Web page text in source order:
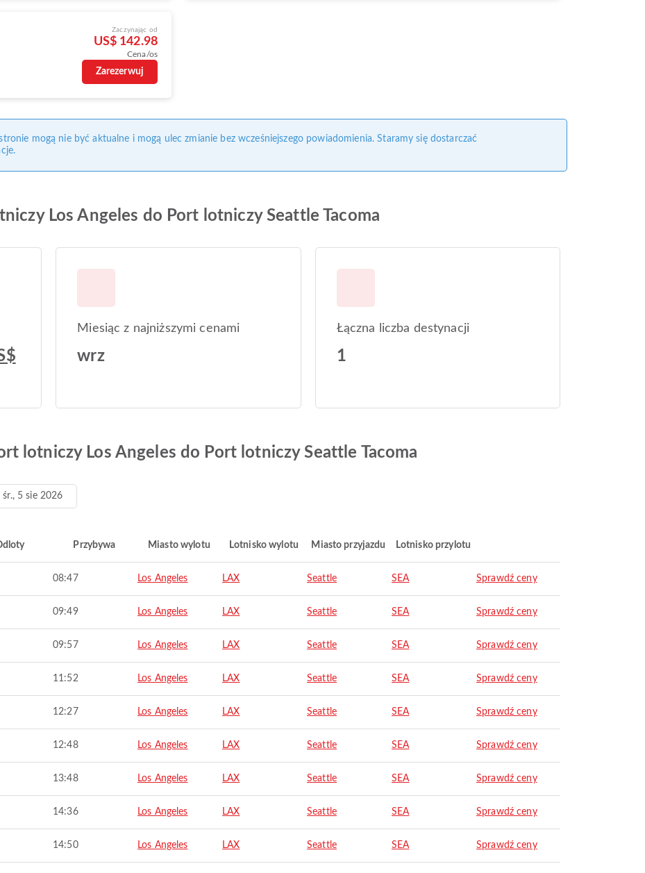
Zaczynając od
US$ 142.98
Cena/os
Zarezerwuj
mogą nie być aktualne i mogą ulec zmianie bez wcześniejszego powiadomienia. Staramy się dostarczać
Los Angeles do Port lotniczy Seattle Tacoma
Miesiąc z najniższymi cenami
wrz
Łączna liczba destynacji
1
lotniczy Los Angeles do Port lotniczy Seattle Tacoma
śr., 5 sie 2026
Przybywa Miasto wylotu Lotnisko wylotu Miasto przyjazdu Lotnisko przylotu
08:47 Los Angeles LAX Seattle SEA Sprawdź ceny
09:49 Los Angeles LAX Seattle SEA Sprawdź ceny
09:57 Los Angeles LAX Seattle SEA Sprawdź ceny
11:52 Los Angeles LAX Seattle SEA Sprawdź ceny
12:27 Los Angeles LAX Seattle SEA Sprawdź ceny
12:48 Los Angeles LAX Seattle SEA Sprawdź ceny
13:48 Los Angeles LAX Seattle SEA Sprawdź ceny
14:36 Los Angeles LAX Seattle SEA Sprawdź ceny
14:50 Los Angeles LAX Seattle SEA Sprawdź ceny